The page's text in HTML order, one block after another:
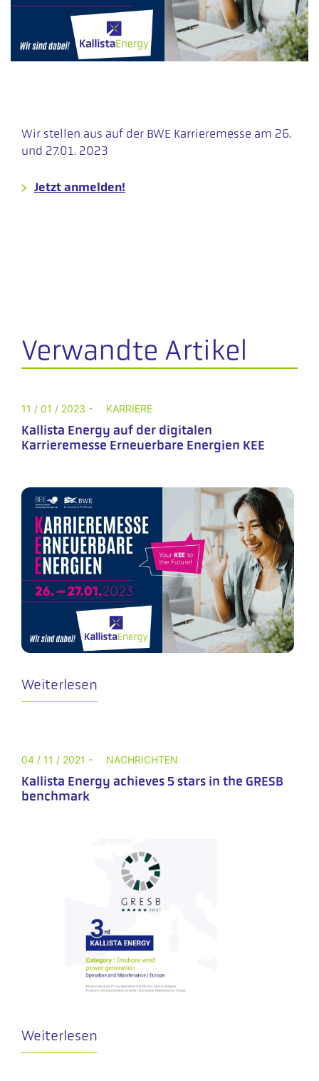
Wir stellen aus auf der BWE Karrieremesse am 26.
und 27.01. 2023
Jetzt anmelden!
Verwandte Artikel
11 / 01 / 2023 - KARRIERE
Kallista Energy auf der digitalen
Karrieremesse Erneuerbare Energien KEE
Weiterlesen
04 / 11 / 2021 - NACHRICHTEN
Kallista Energy achieves 5 stars in the GRESB
benchmark
Weiterlesen